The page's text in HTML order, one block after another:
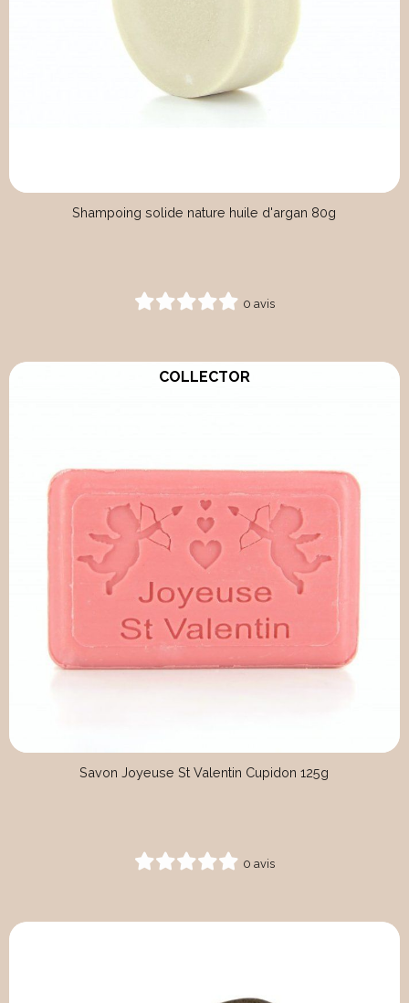
Shampoing solide nature huile d'argan 80g
0 avis
Savon Joyeuse St Valentin Cupidon 125g
0 avis
COLLECTOR